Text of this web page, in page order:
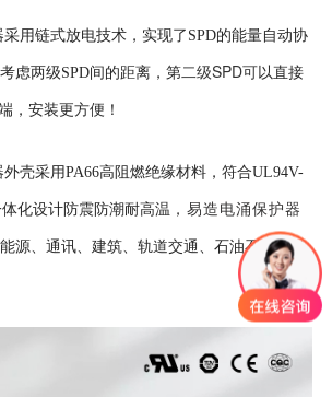
用链式放电技术，实现了SPD的能量自动协
虑两级SPD间的距离，第二级SPD可以直接
，安装更方便！
外壳采用PA66高阻燃绝缘材料，符合UL94V-
体化设计防震防潮耐高温 ，易造电涌保护器
源、通讯、建筑、轨道交通、石油石化等多